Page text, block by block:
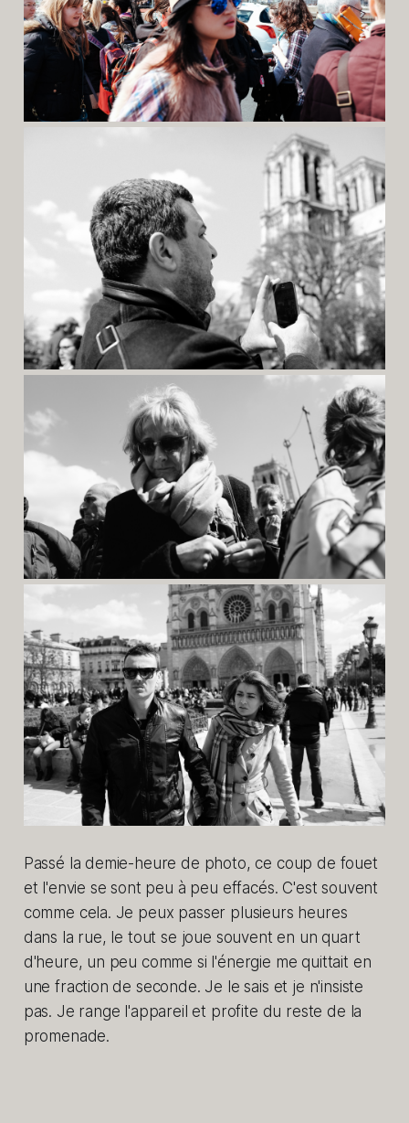
Passé la demie-heure de photo, ce coup de fouet
et l'envie se sont peu à peu effacés. C'est souvent
comme cela. Je peux passer plusieurs heures
dans la rue, le tout se joue souvent en un quart
d'heure, un peu comme si l'énergie me quittait en
une fraction de seconde. Je le sais et je n'insiste
pas. Je range l'appareil et profite du reste de la
promenade.